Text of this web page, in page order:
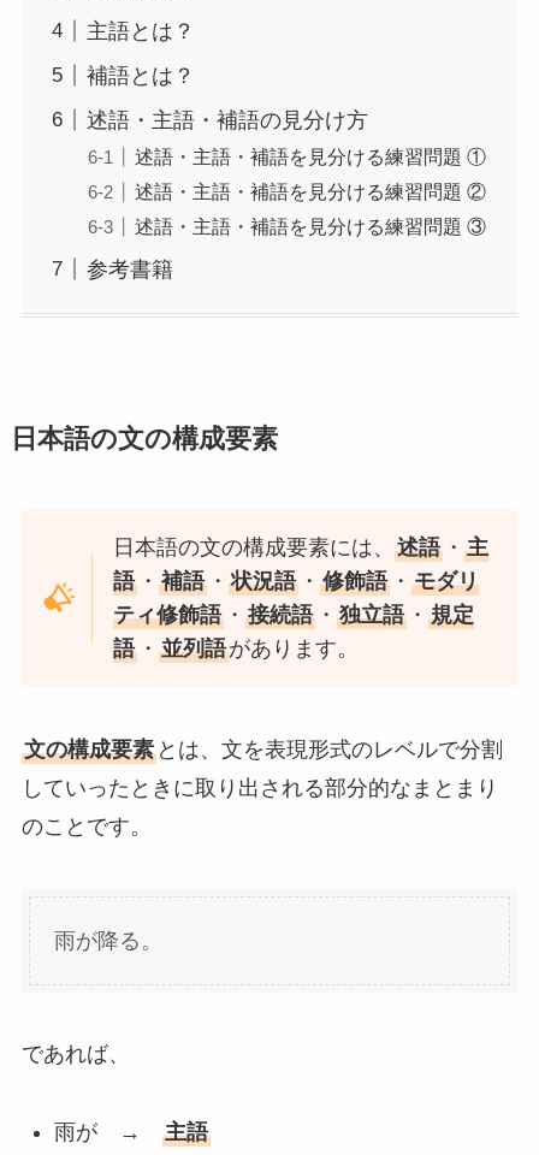
主語とは？
補語とは？
述語・主語・補語の見分け方
述語・主語・補語を見分ける練習問題 ①
述語・主語・補語を見分ける練習問題 ②
述語・主語・補語を見分ける練習問題 ③
参考書籍
日本語の文の構成要素
日本語の文の構成要素には、述語 ・主
語 ・補語 ・状況語 ・修飾語 ・モダリ
ティ修飾語 ・接続語 ・独立語 ・規定
語 ・並列語があります。
文の構成要素とは、文を表現形式のレベルで分割
していったときに取り出される部分的なまとまり
のことです。
雨が降る。
であれば、
雨が → 主語